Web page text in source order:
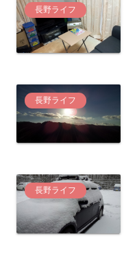
長野ライフ
長野ライフ
長野ライフ